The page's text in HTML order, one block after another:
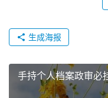
生成海报
手持个人档案政审必